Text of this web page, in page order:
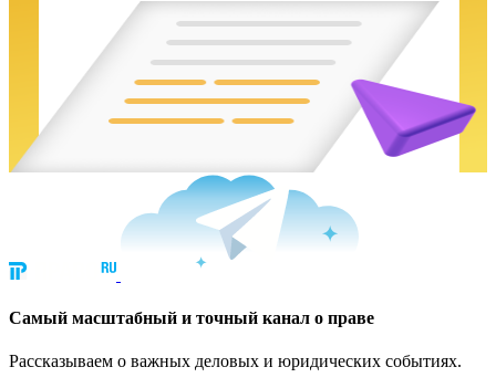
Cамый масштабный и точный канал о праве
Рассказываем о важных деловых и юридических событиях.